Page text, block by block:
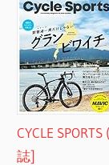
CYCLE
誌]